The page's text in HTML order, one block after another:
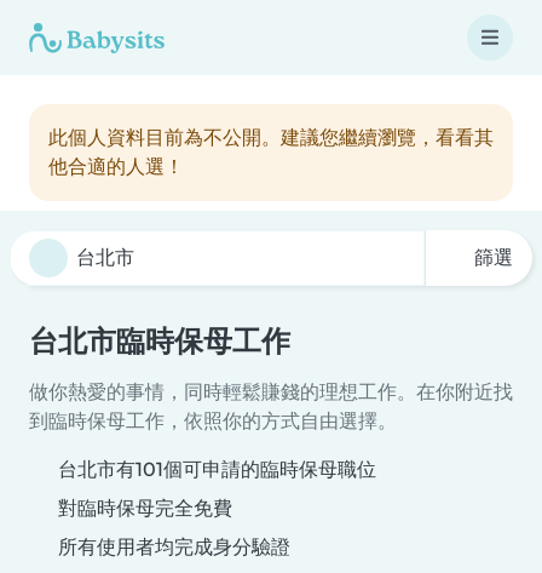
此個人資料目前為不公開。建議您繼續瀏覽，看看其
他合適的人選！
篩選
台北市臨時保母工作
做你熱愛的事情，同時輕鬆賺錢的理想工作。在你附近找
到臨時保母工作，依照你的方式自由選擇。
台北市有101個可申請的臨時保母職位
對臨時保母完全免費
所有使用者均完成身分驗證